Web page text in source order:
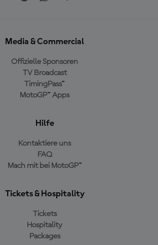
Media & Commercial
Offizielle Sponsoren
TV Broadcast
TimingPass™
MotoGP™ Apps
Hilfe
Kontaktiere uns
FAQ
Mach mit bei MotoGP™
Tickets & Hospitality
Tickets
Hospitality
Packages